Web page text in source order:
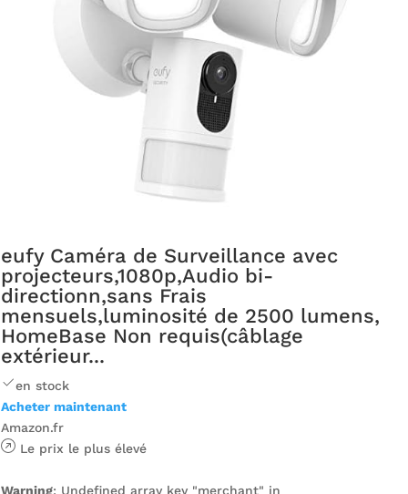
eufy Caméra de Surveillance avec
projecteurs,1080p,Audio bi-
directionn,sans Frais
mensuels,luminosité de 2500 lumens,
HomeBase Non requis(câblage
extérieur...
en stock
Acheter maintenant
Amazon.fr
Le prix le plus élevé
Warning: Undefined array key "merchant" in